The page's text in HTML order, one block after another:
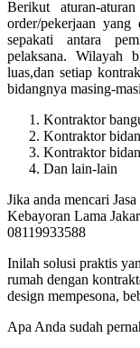
Berikut aturan-
order/pekerjaan
sepakati antara
pelaksana. Wilayah
luas,dan setiap
bidangnya masing-
Kontraktor
Kontraktor
Kontraktor
Dan lain-lain
Jika anda mencari
Kebayoran Lama
08119933588
Inilah solusi praktis
rumah dengan
design mempesona,
Apa Anda sudah